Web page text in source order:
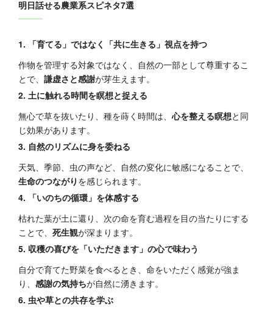
明日話せる農業系スピネタ7選
1. 「育てる」ではなく「共に生きる」視点を持つ
作物を管理する対象ではなく、自然の一部として尊重するこ
とで、 謙虚さと感謝が芽生えます。
2. 土に触れる時間を瞑想と捉える
無心で草を抜いたり、種を蒔く時間は、 心を整える瞑想と同
じ効果があります。
3. 自然のリズムに身を委ねる
天気、季節、虫の声など、自然の変化に敏感になることで、
生命のつながり を感じられます。
4. 「いのちの循環」を体感する
枯れた葉が土に還り、次の命を育む過程を目の当たりにする
ことで、 死生観が深まります。
5. 収穫の喜びを「いただきます」の心で味わう
自分で育てた野菜を食べるとき、命をいただく感覚が強ま
り、 感謝の気持ちが自然に湧きます。
6. 虫や草との共存を学ぶ